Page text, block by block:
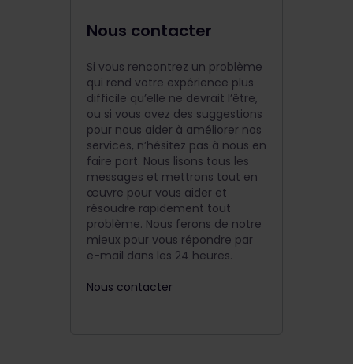
Nous contacter
Si vous rencontrez un problème
qui rend votre expérience plus
difficile qu’elle ne devrait l’être,
ou si vous avez des suggestions
pour nous aider à améliorer nos
services, n’hésitez pas à nous en
faire part. Nous lisons tous les
messages et mettrons tout en
œuvre pour vous aider et
résoudre rapidement tout
problème. Nous ferons de notre
mieux pour vous répondre par
e-mail dans les 24 heures.
Nous contacter